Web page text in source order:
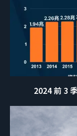
2024 前 3